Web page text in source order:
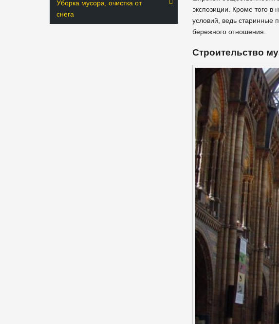
Уборка мусора, очистка от
снега
экспозиции. Кроме того в
условий, ведь старинные
бережного отношения.
Строительство